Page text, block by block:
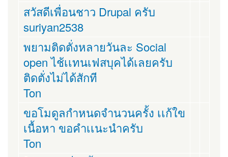
สวัสดีเพื่อนชาว Drupal ครับ
suriyan2538
พยามติดตั่งหลายวันละ Social
open ไช้เเทนเฟสบุคได้เลยครับ
ติดตั่งไม่ได้สักที
Ton
ขอโมดูลกำหนดจำนวนครั้ง เเก้ใข
เนื้อหา ขอคำเเนะนำครับ
Ton